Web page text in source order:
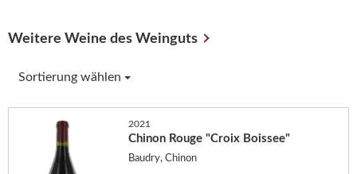
Weitere Weine des Weinguts
Sortierung wählen
2021
Chinon Rouge "Croix Boissee"
Baudry, Chinon